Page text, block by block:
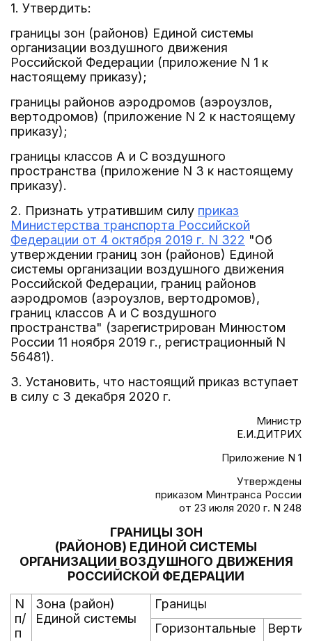
1. Утвердить:
границы зон (районов) Единой системы
организации воздушного движения
Российской Федерации (приложение N 1 к
настоящему приказу);
границы районов аэродромов (аэроузлов,
вертодромов) (приложение N 2 к настоящему
приказу);
границы классов A и C воздушного
пространства (приложение N 3 к настоящему
приказу).
2. Признать утратившим силу приказ
Министерства транспорта Российской
Федерации от 4 октября 2019 г. N 322 "Об
утверждении границ зон (районов) Единой
системы организации воздушного движения
Российской Федерации, границ районов
аэродромов (аэроузлов, вертодромов),
границ классов A и C воздушного
пространства" (зарегистрирован Минюстом
России 11 ноября 2019 г., регистрационный N
56481).
3. Установить, что настоящий приказ вступает
в силу с 3 декабря 2020 г.
Министр
Е.И.ДИТРИХ
Приложение N 1
Утверждены
приказом Минтранса России
от 23 июля 2020 г. N 248
ГРАНИЦЫ ЗОН
(РАЙОНОВ) ЕДИНОЙ СИСТЕМЫ
ОРГАНИЗАЦИИ ВОЗДУШНОГО ДВИЖЕНИЯ
РОССИЙСКОЙ ФЕДЕРАЦИИ
N
п/
п
Зона (район)
Единой системы
Границы
Горизонтальные